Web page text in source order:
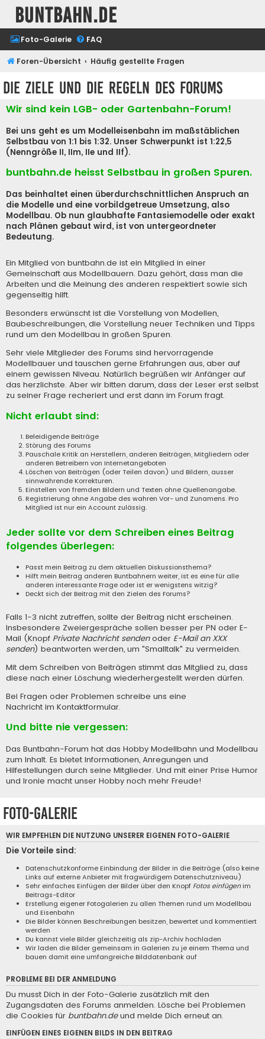
buntbahn.de
Foto-Galerie FAQ
Foren-Übersicht Häufig gestellte Fragen
Die Ziele und die Regeln des Forums
Wir sind kein LGB- oder Gartenbahn-Forum!
Bei uns geht es um Modelleisenbahn im maßstäblichen
Selbstbau von 1:1 bis 1:32. Unser Schwerpunkt ist 1:22,5
(Nenngröße II, IIm, IIe und IIf).
buntbahn.de heisst Selbstbau in großen Spuren.
Das beinhaltet einen überdurchschnittlichen Anspruch an
die Modelle und eine vorbildgetreue Umsetzung, also
Modellbau. Ob nun glaubhafte Fantasiemodelle oder exakt
nach Plänen gebaut wird, ist von untergeordneter
Bedeutung.
Ein Mitglied von buntbahn.de ist ein Mitglied in einer
Gemeinschaft aus Modellbauern. Dazu gehört, dass man die
Arbeiten und die Meinung des anderen respektiert sowie sich
gegenseitig hilft.
Besonders erwünscht ist die Vorstellung von Modellen,
Baubeschreibungen, die Vorstellung neuer Techniken und Tipps
rund um den Modellbau in großen Spuren.
Sehr viele Mitglieder des Forums sind hervorragende
Modellbauer und tauschen gerne Erfahrungen aus, aber auf
einem gewissen Niveau. Natürlich begrüßen wir Anfänger auf
das herzlichste. Aber wir bitten darum, dass der Leser erst selbst
zu seiner Frage recheriert und erst dann im Forum fragt.
Nicht erlaubt sind:
Beleidigende Beiträge
Störung des Forums
Pauschale Kritik an Herstellern, anderen Beiträgen, Mitgliedern oder
anderen Betreibern von Internetangeboten
Löschen von Beiträgen (oder Teilen davon) und Bildern, ausser
sinnwahrende Korrekturen.
Einstellen von fremden Bildern und Texten ohne Quellenangabe.
Registrierung ohne Angabe des wahren Vor- und Zunamens. Pro
Mitglied ist nur ein Account zulässig.
Jeder sollte vor dem Schreiben eines Beitrag
folgendes überlegen:
Passt mein Beitrag zu dem aktuellen Diskussionsthema?
Hilft mein Beitrag anderen Buntbahnern weiter, ist es eine für alle
anderen interessante Frage oder ist er wenigstens witzig?
Deckt sich der Beitrag mit den Zielen des Forums?
Falls 1-3 nicht zutreffen, sollte der Beitrag nicht erscheinen.
Insbesondere Zweiergespräche sollen besser per PN oder E-
Mail (Knopf Private Nachricht sendenoder E-Mail an XXX
senden) beantworten werden, um "Smalltalk" zu vermeiden.
Mit dem Schreiben von Beiträgen stimmt das Mitglied zu, dass
diese nach einer Löschung wiederhergestellt werden dürfen.
Bei Fragen oder Problemen schreibe uns eine
Nachricht im Kontaktformular.
Und bitte nie vergessen:
Das Buntbahn-Forum hat das Hobby Modellbahn und Modellbau
zum Inhalt. Es bietet Informationen, Anregungen und
Hilfestellungen durch seine Mitglieder. Und mit einer Prise Humor
und Ironie macht unser Hobby noch mehr Freude!
Foto-Galerie
WIR EMPFEHLEN DIE NUTZUNG UNSERER EIGENEN FOTO-GALERIE
Die Vorteile sind:
Datenschutzkonforme Einbindung der Bilder in die Beiträge (also keine
Links auf externe Anbieter mit fragwürdigem Datenschutzniveau)
Sehr einfaches Einfügen der Bilder über den Knopf Fotos einfügenim
Beitrags-Editor
Erstellung eigener Fotogalerien zu allen Themen rund um Modellbau
und Eisenbahn
Die Bilder können Beschreibungen besitzen, bewertet und kommentiert
werden
Du kannst viele Bilder gleichzeitig als zip-Archiv hochladen
Wir laden die Bilder gemeinsam in Galerien zu je einem Thema und
bauen damit eine umfangreiche Bilddatenbank auf
PROBLEME BEI DER ANMELDUNG
Du musst Dich in der Foto-Galerie zusätzlich mit den
Zugangsdaten des Forums anmelden. Lösche bei Problemen
die Cookies für buntbahn.deund melde Dich erneut an.
EINFÜGEN EINES EIGENEN BILDS IN DEN BEITRAG